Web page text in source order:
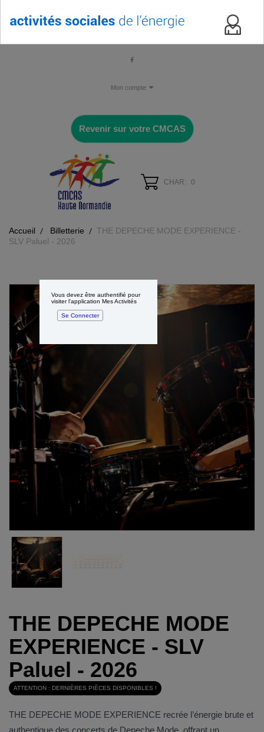
Vous devez être authentifié pour
visiter l'application Mes Activités
Se Connecter
Mon compte
Revenir sur votre CMCAS
CHAR: 0
Accueil Billetterie
THE DEPECHE MODE EXPERIENCE -
SLV Paluel - 2026
THE DEPECHE MODE
EXPERIENCE - SLV
Paluel - 2026
ATTENTION : DERNIÈRES PIÈCES DISPONIBLES !
THE DEPECHE MODE EXPERIENCE recrée l’énergie brute et